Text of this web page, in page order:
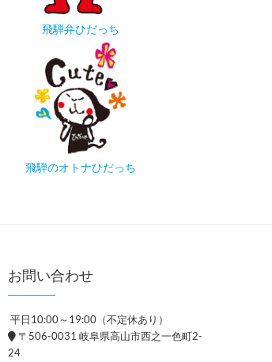
飛騨弁ひだっち
飛騨のオトナひだっち
お問い合わせ
平日10:00～19:00（不定休あり）
〒506-0031 岐阜県高山市西之一色町2-
24